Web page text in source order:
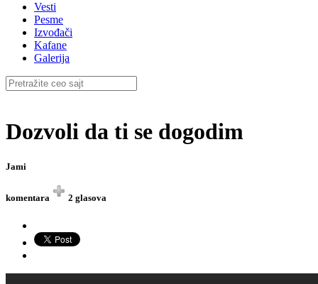
Vesti
Pesme
Izvođači
Kafane
Galerija
Dozvoli da ti se dogodim
Jami
komentara 2 glasova